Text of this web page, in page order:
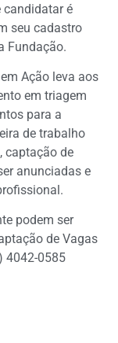
candidatar é
seu cadastro
Fundação.
Ação leva aos
em triagem
para a
de trabalho
captação de
anunciadas e
podem ser
de Vagas
4042-0585